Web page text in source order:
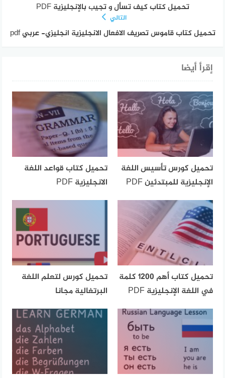
تحميل كتاب كيف تسأل و تجيب بالإنجليزية PDF
التالي
تحميل كتاب قاموس تصريف الافعال الانجليزية انجليزي- عربي pdf
إقرأ أيضا
تحميل كورس تأسيس اللغة
الإنجليزية للمبتدئين PDF
تحميل كتاب قواعد اللغة
الانجليزية PDF
تحميل كتاب أهم 1200 كلمة
في اللغة الإنجليزية PDF
تحميل كورس لتعلم اللغة
البرتغالية مجانا